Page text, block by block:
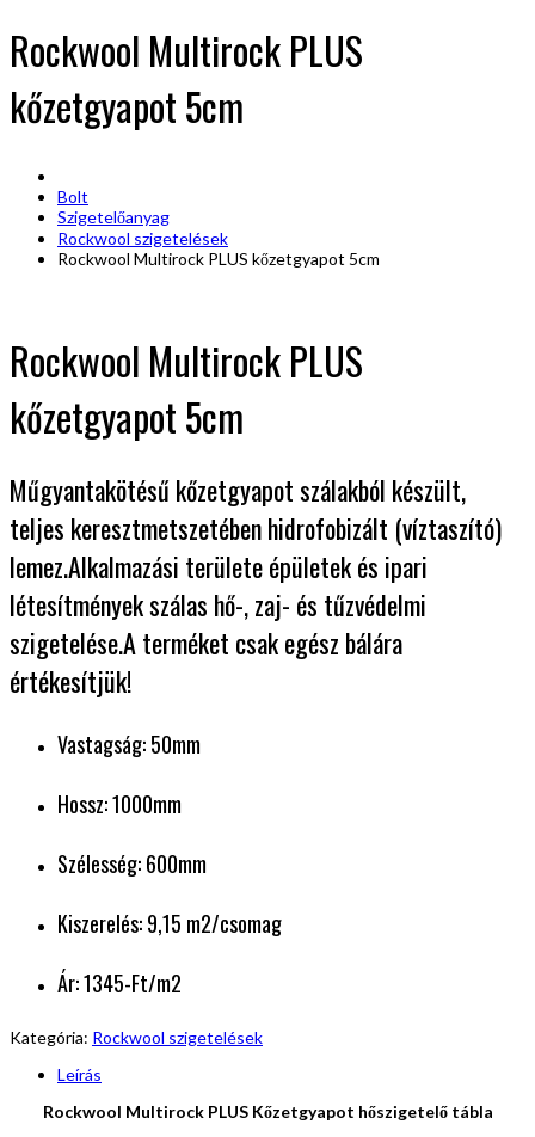
Rockwool Multirock PLUS
kőzetgyapot 5cm
Bolt
Szigetelőanyag
Rockwool szigetelések
Rockwool Multirock PLUS kőzetgyapot 5cm
Rockwool Multirock PLUS
kőzetgyapot 5cm
Műgyantakötésű kőzetgyapot szálakból készült,
teljes keresztmetszetében hidrofobizált (víztaszító)
lemez.Alkalmazási területe épületek és ipari
létesítmények szálas hő-, zaj- és tűzvédelmi
szigetelése.A terméket csak egész bálára
értékesítjük!
Vastagság: 50mm
Hossz: 1000mm
Szélesség: 600mm
Kiszerelés: 9,15 m2/csomag
Ár: 1345-Ft/m2
Kategória: Rockwool szigetelések
Leírás
Rockwool Multirock PLUS Kőzetgyapot hőszigetelő tábla